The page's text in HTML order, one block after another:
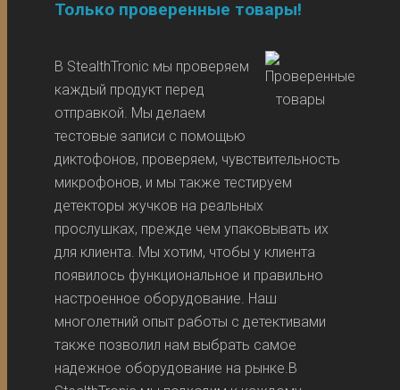
Только проверенные товары!
В StealthTronic мы проверяем
каждый продукт перед
отправкой. Мы делаем
тестовые записи с помощью
диктофонов, проверяем, чувствительность
микрофонов, и мы также тестируем
детекторы жучков на реальных
прослушках, прежде чем упаковывать их
для клиента. Мы хотим, чтобы у клиента
появилось функциональное и правильно
настроенное оборудование. Наш
многолетний опыт работы с детективами
также позволил нам выбрать самое
надежное оборудование на рынке.В